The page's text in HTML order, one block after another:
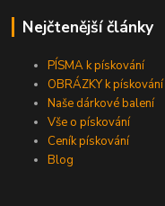
Nejčtenější články
PÍSMA k pískování
OBRÁZKY k pískování
Naše dárkové balení
Vše o pískování
Ceník pískování
Blog